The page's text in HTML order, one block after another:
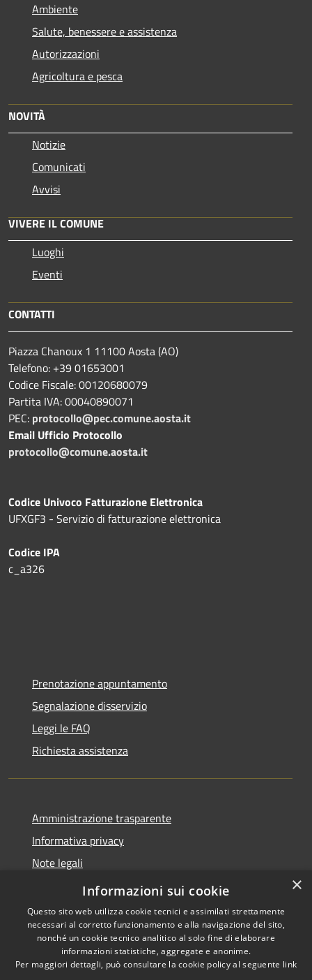
Ambiente
Salute, benessere e assistenza
Autorizzazioni
Agricoltura e pesca
NOVITÀ
Notizie
Comunicati
Avvisi
VIVERE IL COMUNE
Luoghi
Eventi
CONTATTI
Piazza Chanoux 1 11100 Aosta (AO)
Telefono: +39 01653001
Codice Fiscale: 00120680079
Partita IVA: 00040890071
PEC: protocollo@pec.comune.aosta.it
Email Ufficio Protocollo
protocollo@comune.aosta.it
Codice Univoco Fatturazione Elettronica
UFXGF3 - Servizio di fatturazione elettronica
Codice IPA
c_a326
Prenotazione appuntamento
Segnalazione disservizio
Leggi le FAQ
Richiesta assistenza
Amministrazione trasparente
Informativa privacy
Note legali
Dichiarazione di accessibilità
Accessibilité
Copyright © 2026 • Ville de •
Powered byMunicipium
×
Informazioni sui cookie
Questo sito web utilizza cookie tecnici e assimilati strettamente
necessari al corretto funzionamento e alla navigazione del sito,
nonché un cookie tecnico analitico al solo fine di elaborare
informazioni statistiche, aggregate e anonime.
Per maggiori dettagli, può consultare la cookie policy al seguente link